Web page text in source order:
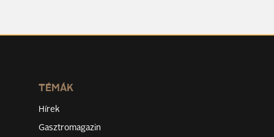
TÉMÁK
Hírek
Gasztromagazin